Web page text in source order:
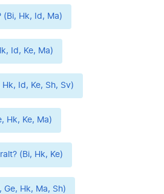
(Bi, Hk, Id, Ma)
Id, Ke, Ma)
Id, Ke, Sh, Sv)
Hk, Ke, Ma)
(Bi, Hk, Ke)
Ge, Hk, Ma, Sh)